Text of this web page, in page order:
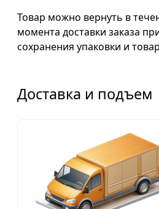
Товар можно вернуть в
момента доставки заказа
сохранения упаковки и
Доставка и подъем